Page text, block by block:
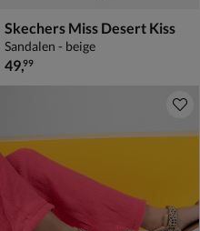
Skechers Miss Desert Kiss
Sandalen - beige
€ 49,99
49,99